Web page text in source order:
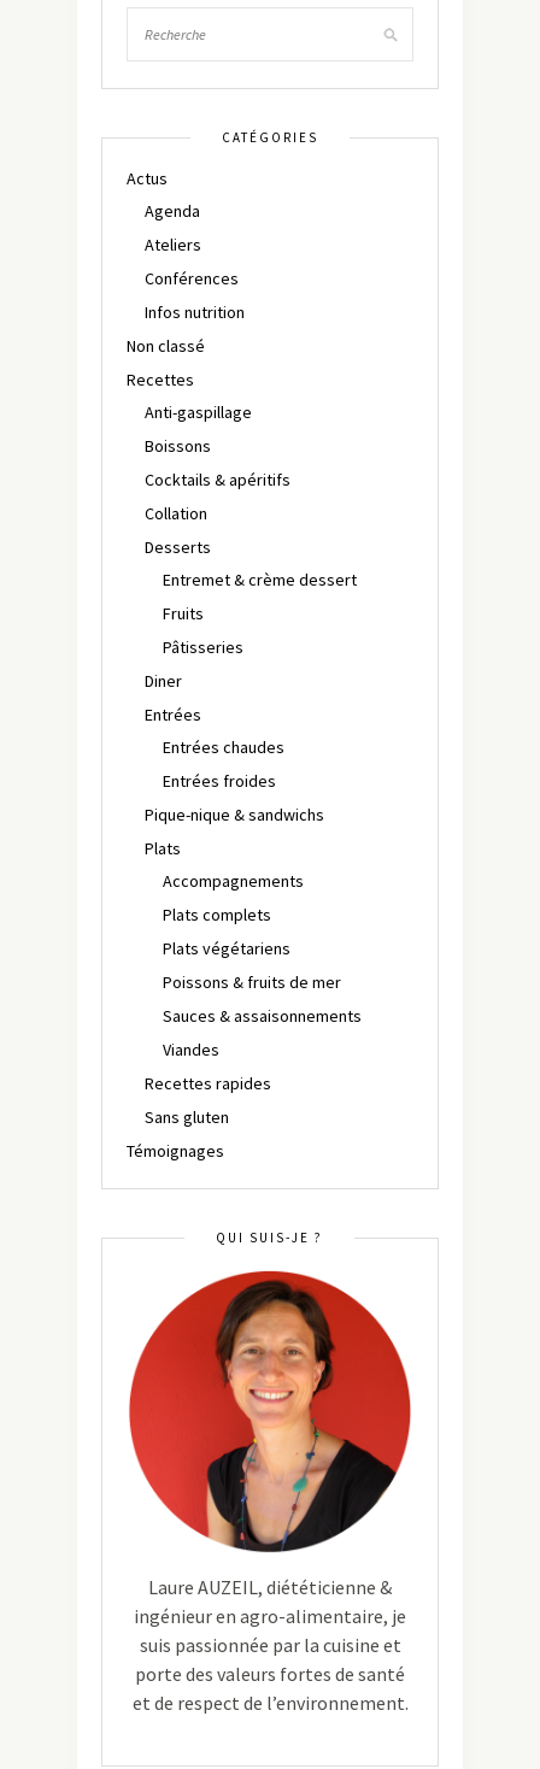
CATÉGORIES
Actus
Agenda
Ateliers
Conférences
Infos nutrition
Non classé
Recettes
Anti-gaspillage
Boissons
Cocktails & apéritifs
Collation
Desserts
Entremet & crème dessert
Fruits
Pâtisseries
Diner
Entrées
Entrées chaudes
Entrées froides
Pique-nique & sandwichs
Plats
Accompagnements
Plats complets
Plats végétariens
Poissons & fruits de mer
Sauces & assaisonnements
Viandes
Recettes rapides
Sans gluten
Témoignages
QUI SUIS-JE ?
Laure AUZEIL, diététicienne &
ingénieur en agro-alimentaire, je
suis passionnée par la cuisine et
porte des valeurs fortes de santé
et de respect de l’environnement.